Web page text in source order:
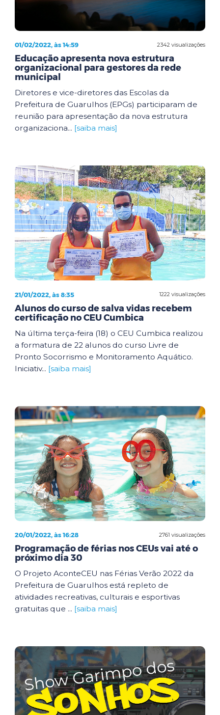
2342 visualizações
01/02/2022, às 14:59
Educação apresenta nova estrutura
organizacional para gestores da rede
municipal
Diretores e vice-diretores das Escolas da
Prefeitura de Guarulhos (EPGs) participaram de
reunião para apresentação da nova estrutura
organizaciona... [saiba mais]
1222 visualizações
21/01/2022, às 8:35
Alunos do curso de salva vidas recebem
certificação no CEU Cumbica
Na última terça-feira (18) o CEU Cumbica realizou
a formatura de 22 alunos do curso Livre de
Pronto Socorrismo e Monitoramento Aquático.
Iniciativ... [saiba mais]
2761 visualizações
20/01/2022, às 16:28
Programação de férias nos CEUs vai até o
próximo dia 30
O Projeto AconteCEU nas Férias Verão 2022 da
Prefeitura de Guarulhos está repleto de
atividades recreativas, culturais e esportivas
gratuitas que ... [saiba mais]